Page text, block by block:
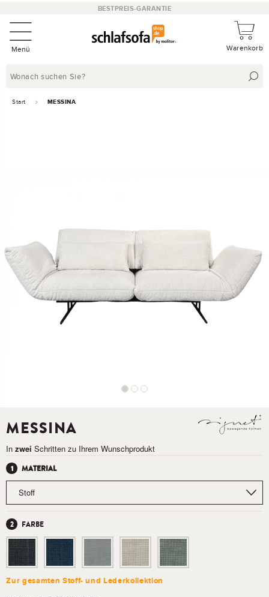
BESTPREIS-GARANTIE
Menü Warenkorb
Start MESSINA
MESSINA
Inzwei Schritten zu Ihrem Wunschprodukt
MATERIAL
FARBE
Zur gesamten Stoff- und Lederkollektion